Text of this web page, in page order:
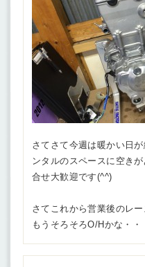
さてさて今週は暖かい日
ンタルのスペースに空きが
合せ大歓迎です(^^)
さてこれから営業後のレ
もうそろそろO/Hかな・・